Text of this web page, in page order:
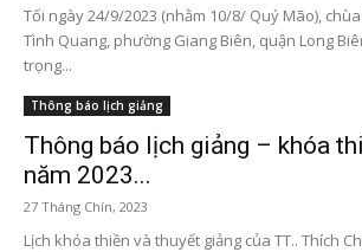
Tối ngày 24/9/2023 (nhằm 10/8/ Quý Mão),
Tình Quang, phường Giang Biên, quận Long
trọng...
Thông báo lịch giảng
Thông báo lịch giảng – khóa
năm 2023...
27 Tháng Chín, 2023
Lịch khóa thiền và thuyết giảng của TT.. Thích